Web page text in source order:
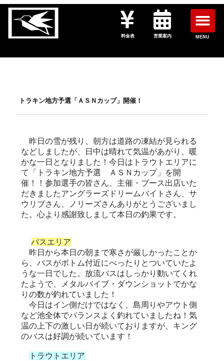
料金表 営業案内 MENU
トラキン地方予選「ＡＳＮカップ」開催！
昨日の雪が残り、朝方は道路の凍結が見られる
などしましたが、日中は晴れて気温があがり、暖
かな一日となりました！今日はトラウトエリアに
て「トラキン地方予選 ＡＳＮカップ」を開
催！！参加選手の皆さん、主催・ブース出店いた
だきましたアングラーズドリームバイトさん、サ
ウリブさん、ノリーズさんありがとうございまし
た。心より感謝致しまして本日の釣果です。
バスエリア
昨日から本日の朝まで寒さが厳しかったことか
ら、バスがボトム付近にべったりとついていたよ
うな一日でした。放流バスはしっかり動いてくれ
たようで、メタルバイブ・ダウンショットでかな
りの数が釣れていました！
今日はイン側だけではなく、島周りやアウト側
など池全体でバランスよく釣れていましたね！気
温の上下の激しい日が続いておりますが、キング
のバスは好調が続いています！
トラウトエリア